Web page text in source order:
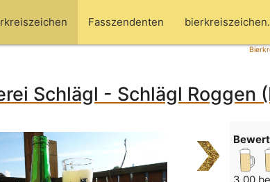
Fasszendenten
Schlägl - Schlägl Roggen